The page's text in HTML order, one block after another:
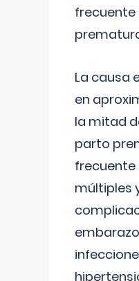
frecuente
La causa
en
la mitad
parto
frecuente
múltiples